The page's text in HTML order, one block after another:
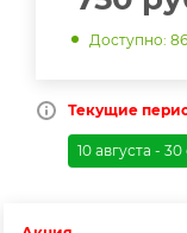
Доступно: 86
Текущие
10 августа -